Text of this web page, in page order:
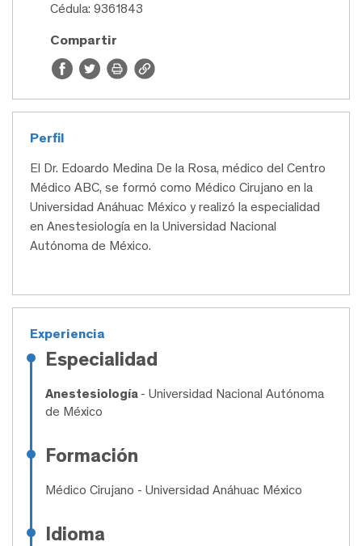
Cédula: 9361843
Compartir
Perfil
El Dr. Edoardo Medina De la Rosa, médico del Centro
Médico ABC, se formó como Médico Cirujano en la
Universidad Anáhuac México y realizó la especialidad
en Anestesiología en la Universidad Nacional
Autónoma de México.
Experiencia
Especialidad
Anestesiología - Universidad Nacional Autónoma
de México
Formación
Médico Cirujano - Universidad Anáhuac México
Idioma